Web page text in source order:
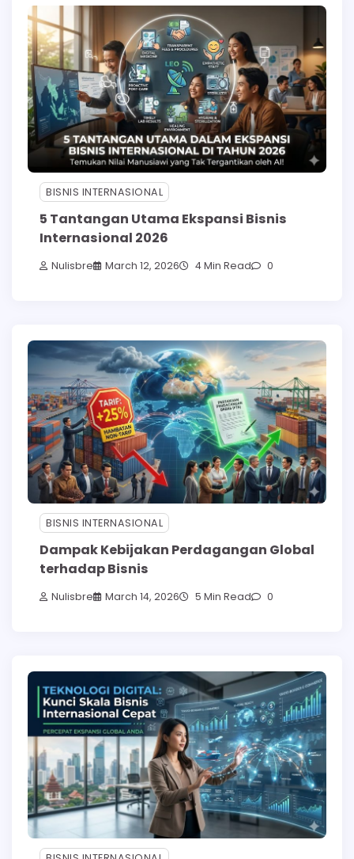
BISNIS INTERNASIONAL
5 Tantangan Utama Ekspansi Bisnis
Internasional 2026
Nulisbre March 12, 2026 4 Min Read 0
BISNIS INTERNASIONAL
Dampak Kebijakan Perdagangan Global
terhadap Bisnis
Nulisbre March 14, 2026 5 Min Read 0